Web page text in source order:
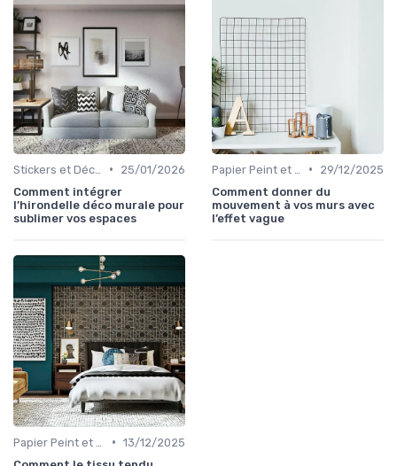
•
25/01/2026
Comment intégrer
l’hirondelle déco murale pour
sublimer vos espaces
•
29/12/2025
Comment donner du
mouvement à vos murs avec
l’effet vague
• 13/12/2025